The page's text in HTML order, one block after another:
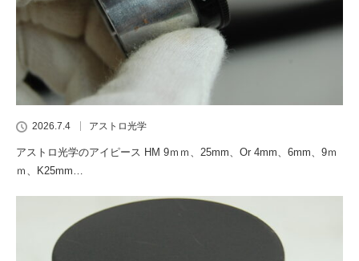
2026.7.4 アストロ光学
アストロ光学のアイピース HM 9ｍｍ、25mm、Or 4mm、6mm、9ｍ
ｍ、K25mm…